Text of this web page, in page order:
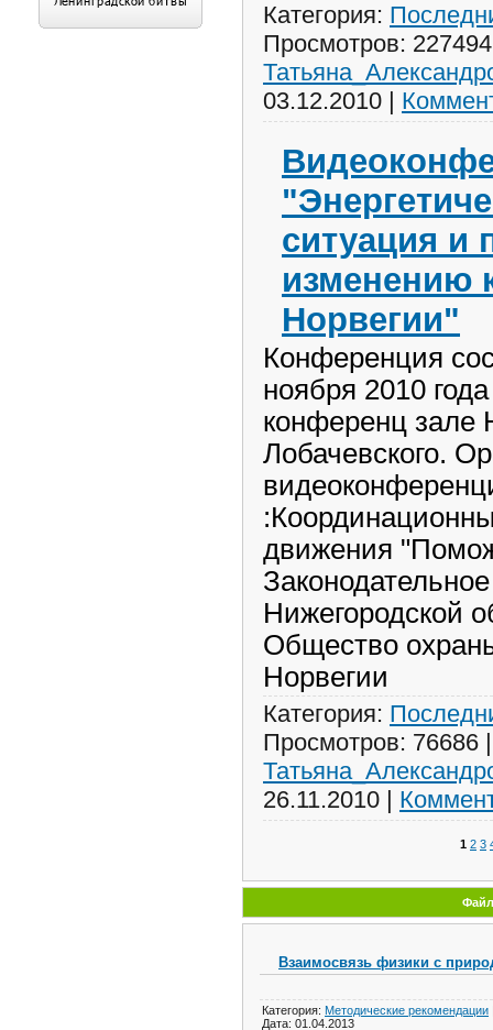
Категория:
Просмотров: 227494
03.12.2010 |
ситуация и
изменению
Норвегии"
Конференция
ноября 2010
конференц
Лобачевского.
движения
Нижегородской
Общество
Норвегии
Категория:
Просмотров: 76686
26.11.2010 |
1 2 3
Взаимосвязь физики с
Категория: Методические рекомендации
Дата: 01.04.2013